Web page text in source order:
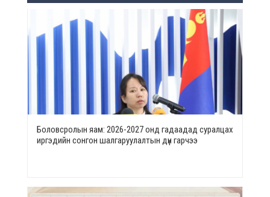
Боловсролын яам: 2026-2027 онд гадаадад суралцах
иргэдийн сонгон шалгаруулалтын дүн гарчээ